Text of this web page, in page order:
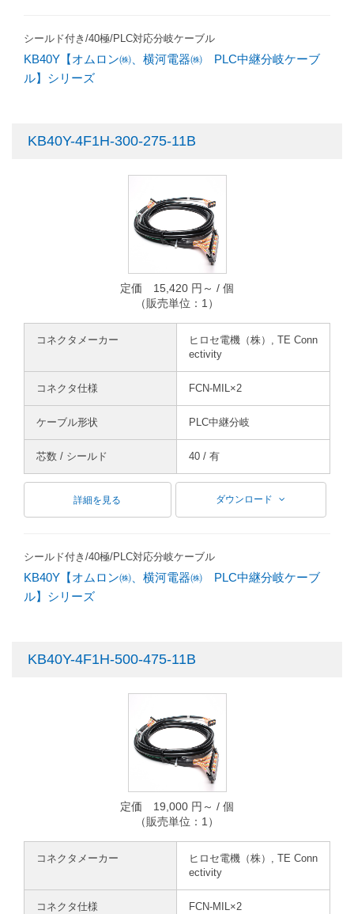
シールド付き/40極/PLC対応分岐ケーブル
KB40Y【オムロン㈱、横河電器㈱ PLC中継分岐ケーブ
ル】シリーズ
KB40Y-4F1H-300-275-11B
定価 15,420 円～ / 個
（販売単位：1）
コネクタメーカー
ヒロセ電機（株）, TE Conn
ectivity
コネクタ仕様 FCN-MIL×2
ケーブル形状 PLC中継分岐
芯数 / シールド 40 / 有
詳細を見る ダウンロード
シールド付き/40極/PLC対応分岐ケーブル
KB40Y【オムロン㈱、横河電器㈱ PLC中継分岐ケーブ
ル】シリーズ
KB40Y-4F1H-500-475-11B
定価 19,000 円～ / 個
（販売単位：1）
コネクタメーカー
ヒロセ電機（株）, TE Conn
ectivity
コネクタ仕様 FCN-MIL×2